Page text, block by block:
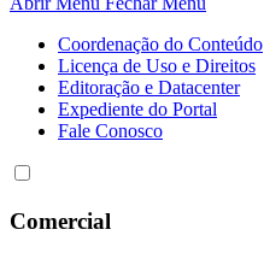
Coordenação do Conteúdo
Licença de Uso e Direitos
Editoração e Datacenter
Expediente do Portal
Fale Conosco
Comercial